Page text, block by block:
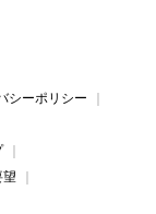
シーポリシー
望